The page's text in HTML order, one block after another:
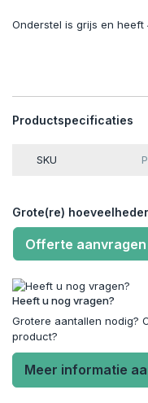
Onderstel is grijs en heeft
Productspecificaties
SKU
Grote(re)
Offerte aanvragen
Heeft u nog vragen?
Grotere aantallen nodig?
product?
Meer informatie